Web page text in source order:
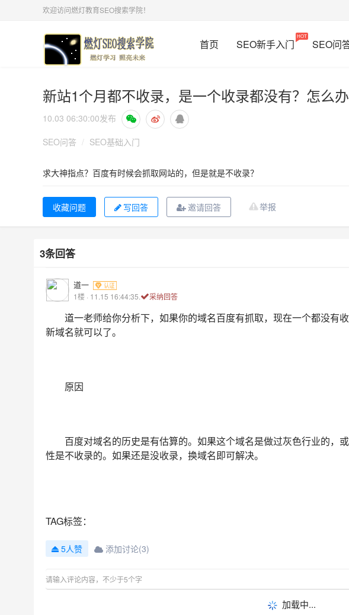
欢迎访问燃灯教育SEO搜索学院！
首页 SEO新手入门
HOT
SEO问
新站1个月都不收录，是一个收录都没有？怎么办
10.03 06:30:00发布
SEO问答 / SEO基础入门
求大神指点？百度有时候会抓取网站的，但是就是不收录？
举报
写回答 邀请回答
3条回答
道一
1楼 · 11.15 16:44:35. 采纳回答
道一老师给你分析下，如果你的域名百度有抓取，现在一个都没有
新域名就可以了。
原因
百度对域名的历史是有估算的。如果这个域名是做过灰色行业的，
性是不收录的。如果还是没收录，换域名即可解决。
TAG标签：
5人赞 添加讨论(3)
加载中...